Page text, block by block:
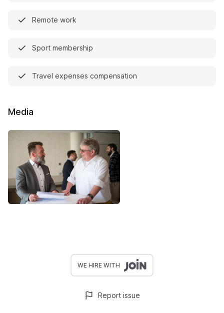
Remote work
Sport membership
Travel expenses compensation
Media
WE HIRE WITH
Report issue